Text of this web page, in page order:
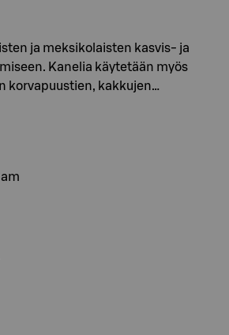
ja meksikolaisten kasvis- ja
Kanelia käytetään myös
korvapuustien, kakkujen…